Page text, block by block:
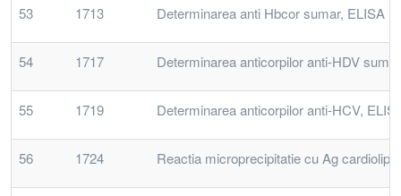
53 1713 Determinarea anti Hbcor sumar, ELISA
54 1717 Determinarea anticorpilor anti-HDV
55 1719 Determinarea anticorpilor anti-HCV,
56 1724 Reactia microprecipitatie cu Ag